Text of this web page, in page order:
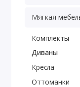
Мягкая
Комплекты
Диваны
Кресла
Оттоманки